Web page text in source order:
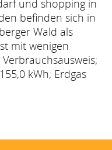
und shopping in
befinden sich in
Wald als
mit wenigen
kWh; Erdgas